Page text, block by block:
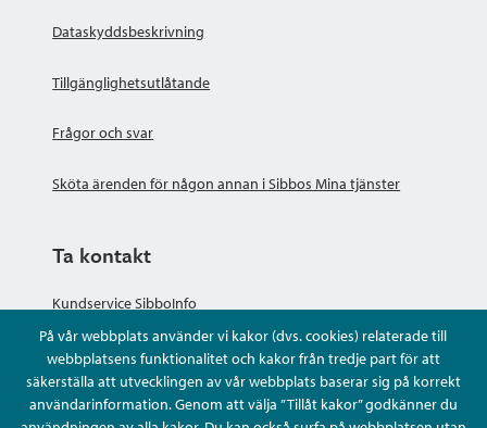
På vår webbplats använder vi kakor (dvs. cookies) relaterade till
webbplatsens funktionalitet och kakor från tredje part för att
säkerställa att utvecklingen av vår webbplats baserar sig på korrekt
användarinformation. Genom att välja ”Tillåt kakor” godkänner du
Dataskyddsbeskrivning
Tillgänglighetsutlåtande
Frågor och svar
Sköta ärenden för någon annan i Sibbos Mina tjänster
Ta kontakt
Kundservice SibboInfo
Ge anonym respons
Ställ en fråga eller sköta ditt ärende